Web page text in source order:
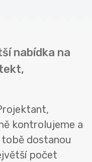
nabídka na
kontrolujeme a
dostanou
počet